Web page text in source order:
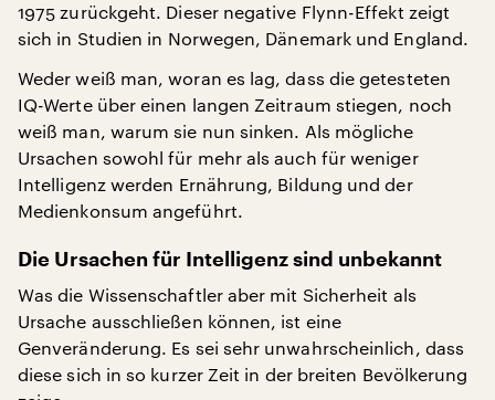
1975 zurückgeht. Dieser negative Flynn-Effekt zeigt
sich in Studien in Norwegen, Dänemark und England.
Weder weiß man, woran es lag, dass die getesteten
IQ-Werte über einen langen Zeitraum stiegen, noch
weiß man, warum sie nun sinken. Als mögliche
Ursachen sowohl für mehr als auch für weniger
Intelligenz werden Ernährung, Bildung und der
Medienkonsum angeführt.
Die Ursachen für Intelligenz sind unbekannt
Was die Wissenschaftler aber mit Sicherheit als
Ursache ausschließen können, ist eine
Genveränderung. Es sei sehr unwahrscheinlich, dass
diese sich in so kurzer Zeit in der breiten Bevölkerung